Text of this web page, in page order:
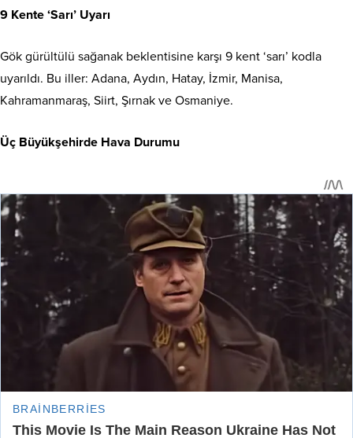
9 Kente ‘Sarı’ Uyarı
Gök gürültülü sağanak beklentisine karşı 9 kent ‘sarı’ kodla
uyarıldı. Bu iller: Adana, Aydın, Hatay, İzmir, Manisa,
Kahramanmaraş, Siirt, Şırnak ve Osmaniye.
Üç Büyükşehirde Hava Durumu